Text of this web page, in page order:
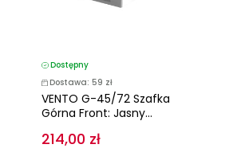
Dostępny
Dostawa: 59 zł
VENTO G-45/72 Szafka
Górna Front: Jasny...
214,00 zł